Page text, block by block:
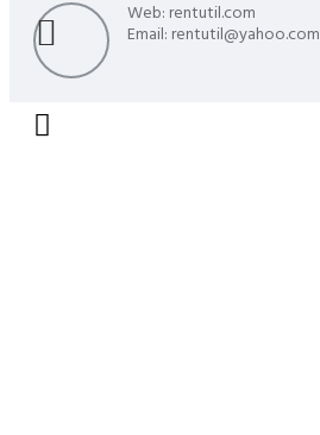
Web: rentutil.com
Email: rentutil@yahoo.com